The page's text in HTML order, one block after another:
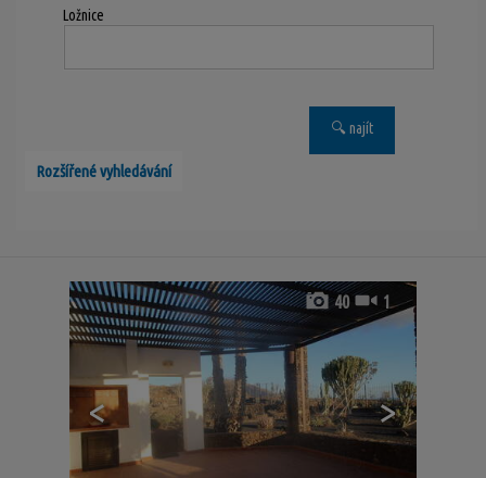
Ložnice
Rozšířené vyhledávání
< >
40 1